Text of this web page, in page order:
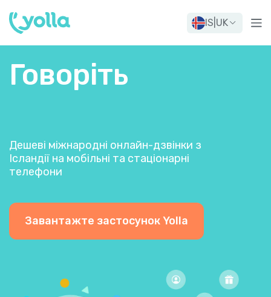
IS UK
Говоріть
Дешеві міжнародні онлайн-дзвінки з
Ісландії на мобільні та стаціонарні
телефони
Завантажте застосунок Yolla